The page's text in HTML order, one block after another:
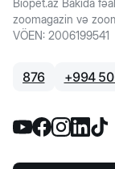
Biopet.az Bakıda
zoomagazin və
VÖEN: 2006199541
876 +994